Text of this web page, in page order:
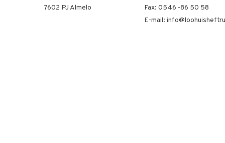
7602 PJ Almelo
Fax: 0546 -86 50 58
E-mail: